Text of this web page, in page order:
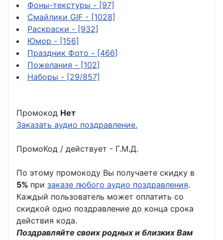
Фоны-текстуры - [97]
Смайлики GIF - [1028]
Раскраски - [932]
Юмор - [156]
Праздник Фото - [466]
Пожелания - [102]
Наборы - [29/857]
Промокод Нет
Заказать аудио поздравление.
ПромоКод / действует - Г.М.Д.
По этому промокоду Вы получаете скидку в
5% при заказе любого аудио поздравления.
Каждый пользователь может оплатить со
скидкой одно поздравление до конца срока
действия кода.
Поздравляйте своих родных и близких Вам